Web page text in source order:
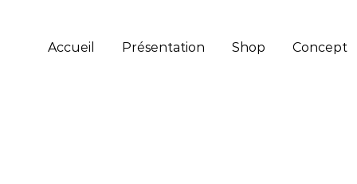
Accueil Présentation Shop Concept